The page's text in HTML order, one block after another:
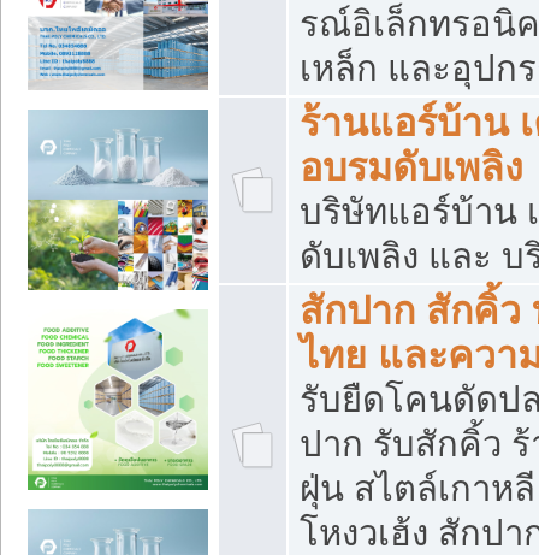
รณ์อิเล็กทรอนิ
เหล็ก และอุปก
ร้านแอร์บ้าน
อบรมดับเพลิง
บริษัทแอร์บ้าน
ดับเพลิง และ
สักปาก สักคิ้
ไทย และควา
รับยืดโคนดัดป
ปาก รับสักคิ้ว
ฝุ่น สไตล์เกาห
โหงวเฮ้ง สักป